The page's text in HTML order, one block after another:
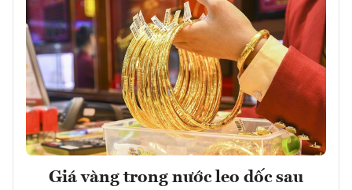
Giá vàng trong nước leo dốc sau